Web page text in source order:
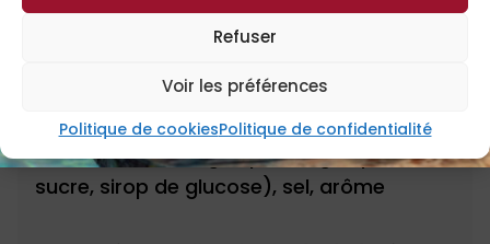
Refuser
Voir les préférences
Politique de cookiesPolitique de confidentialité
40%,beurre
poudre à lever (pyrophosphate et
bicarbonate de soude, amidon deblé,
farine deblé), Angélique (angélique,
sucre, sirop de glucose), sel, arôme